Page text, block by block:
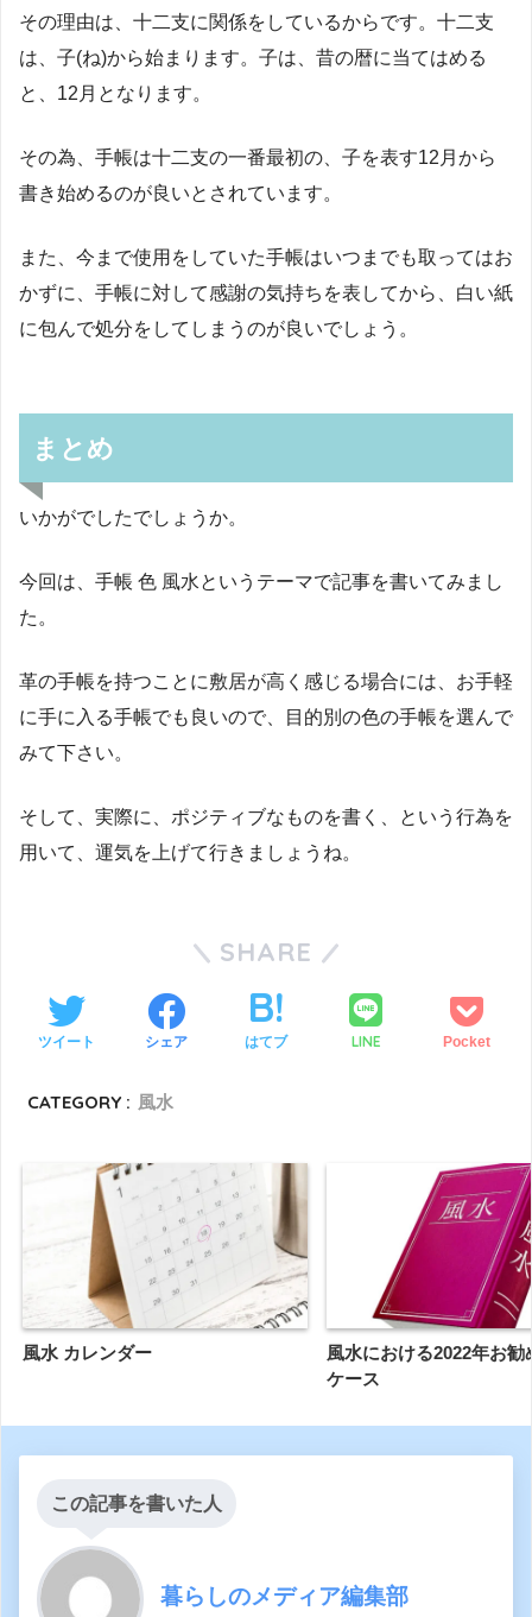
その理由は、十二支に関係をしているからです。十二支
は、子(ね)から始まります。子は、昔の暦に当てはめる
と、12月となります。
その為、手帳は十二支の一番最初の、子を表す12月から
書き始めるのが良いとされています。
また、今まで使用をしていた手帳はいつまでも取ってはお
かずに、手帳に対して感謝の気持ちを表してから、白い紙
に包んで処分をしてしまうのが良いでしょう。
まとめ
いかがでしたでしょうか。
今回は、手帳 色 風水というテーマで記事を書いてみまし
た。
革の手帳を持つことに敷居が高く感じる場合には、お手軽
に手に入る手帳でも良いので、目的別の色の手帳を選んで
みて下さい。
そして、実際に、ポジティブなものを書く、という行為を
用いて、運気を上げて行きましょうね。
SHARE
ツイート シェア はてブ LINE Pocket
CATEGORY : 風水
風水 カレンダー
風水における2022年お勧
ケース
この記事を書いた人
暮らしのメディア編集部